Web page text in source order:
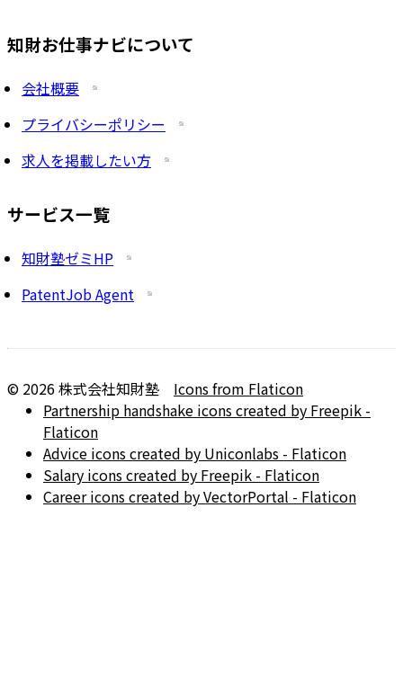
知財お仕事ナビについて
会社概要
プライバシーポリシー
求人を掲載したい方
サービス一覧
知財塾ゼミHP
PatentJob Agent
© 2026株式会社知財塾
Icons from Flaticon
Partnership handshake icons created by Freepik -
Flaticon
Advice icons created by Uniconlabs - Flaticon
Salary icons created by Freepik - Flaticon
Career icons created by VectorPortal - Flaticon